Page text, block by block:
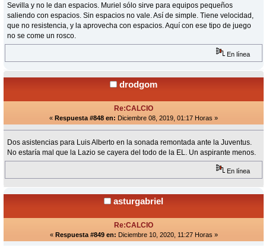
Sevilla y no le dan espacios. Muriel sólo sirve para equipos pequeños
saliendo con espacios. Sin espacios no vale. Así de simple. Tiene velocidad,
que no resistencia, y la aprovecha con espacios. Aquí con ese tipo de juego
no se come un rosco.
En línea
drodgom
Re:CALCIO
« Respuesta #848 en: Diciembre 08, 2019, 01:17 Horas »
Dos asistencias para Luis Alberto en la sonada remontada ante la Juventus.
No estaría mal que la Lazio se cayera del todo de la EL. Un aspirante menos.
En línea
asturgabriel
Re:CALCIO
« Respuesta #849 en: Diciembre 10, 2020, 11:27 Horas »